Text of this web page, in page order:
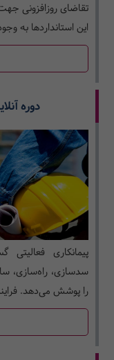
تقاضای روزافزونی
این استانداردها به
دوره
پیمانکاری
سدسازی، راه‌­سازی،
را پوشش می­‌دهد.